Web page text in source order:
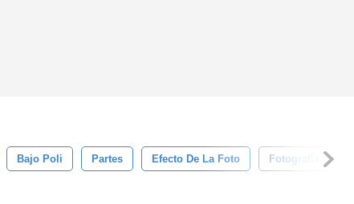
Bajo Poli Partes Efecto De La Foto Fotografía